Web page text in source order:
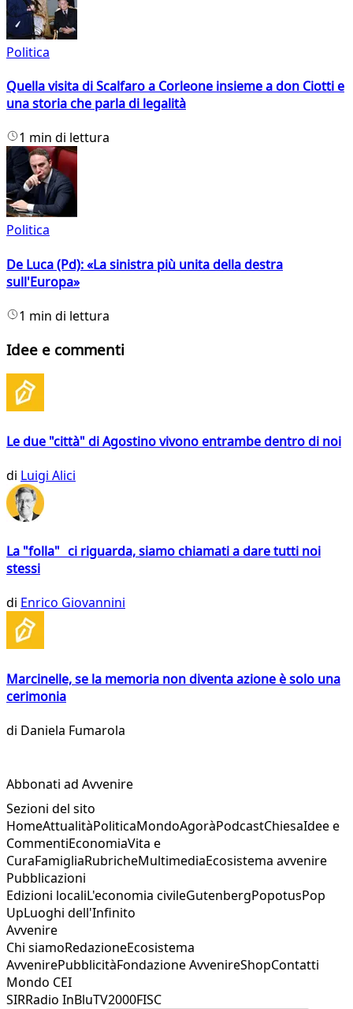
Politica
Quella visita di Scalfaro a Corleone insieme a don Ciotti e
una storia che parla di legalità
1 min di lettura
Politica
De Luca (Pd): «La sinistra più unita della destra
sull'Europa»
1 min di lettura
Idee e commenti
Le due "città" di Agostino vivono entrambe dentro di noi
di Luigi Alici
La "folla" ci riguarda, siamo chiamati a dare tutti noi
stessi
di Enrico Giovannini
Marcinelle, se la memoria non diventa azione è solo una
cerimonia
di Daniela Fumarola
Abbonati ad Avvenire
Sezioni del sito
HomeAttualitàPoliticaMondoAgoràPodcastChiesaIdee e
CommentiEconomiaVita e
CuraFamigliaRubricheMultimediaEcosistema avvenire
Pubblicazioni
Edizioni localiL'economia civileGutenbergPopotusPop
UpLuoghi dell'Infinito
Avvenire
Chi siamoRedazioneEcosistema
AvvenirePubblicitàFondazione AvvenireShopContatti
Mondo CEI
SIRRadio InBluTV2000FISC